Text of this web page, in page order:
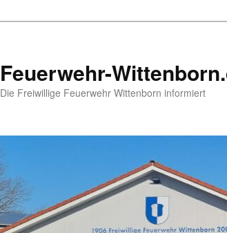
Feuerwehr-
Die Freiwillige Feuerwehr Wittenborn informiert